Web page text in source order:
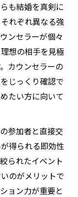
も結婚を真剣に
れぞれ異なる強
ンセラーが個々
想の相手を見極
カウンセラーの
じっくり確認で
たい方に向いて
参加者と直接交
得られる即効性
られたイベント
のがメリットで
ョン力が重要と